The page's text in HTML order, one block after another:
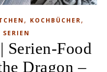
, KOCHBÜCHER,
SERIEN
Serien-Food
Dragon –